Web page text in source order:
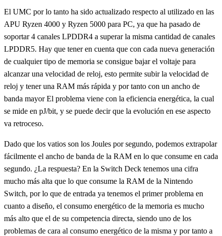
El UMC por lo tanto ha sido actualizado respecto al utilizado en las
APU Ryzen 4000 y Ryzen 5000 para PC, ya que ha pasado de
soportar 4 canales LPDDR4 a superar la misma cantidad de canales
LPDDR5. Hay que tener en cuenta que con cada nueva generación
de cualquier tipo de memoria se consigue bajar el voltaje para
alcanzar una velocidad de reloj, esto permite subir la velocidad de
reloj y tener una RAM más rápida y por tanto con un ancho de
banda mayor El problema viene con la eficiencia energética, la cual
se mide en pJ/bit, y se puede decir que la evolución en ese aspecto
va retroceso.
Dado que los vatios son los Joules por segundo, podemos extrapolar
fácilmente el ancho de banda de la RAM en lo que consume en cada
segundo. ¿La respuesta? En la Switch Deck tenemos una cifra
mucho más alta que lo que consume la RAM de la Nintendo
Switch, por lo que de entrada ya tenemos el primer problema en
cuanto a diseño, el consumo energético de la memoria es mucho
más alto que el de su competencia directa, siendo uno de los
problemas de cara al consumo energético de la misma y por tanto a